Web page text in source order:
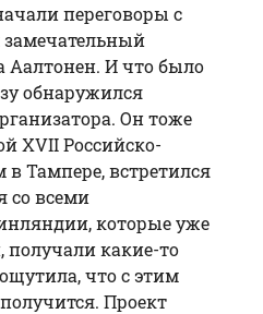
переговоры с
И что было
обнаружился
Он тоже
XVII Российско-
Тампере, встретился
со всеми
которые уже
получали какие-то
что с этим
Проект